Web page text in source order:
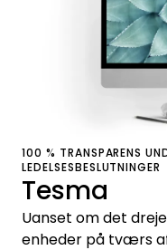
100 % TRANSPARENS
LEDELSESBESLUTNINGER
Tesma
Uanset om det
enheder på tværs